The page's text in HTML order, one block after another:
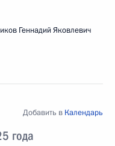
Геннадий Яковлевич
года
Добавить в Календарь